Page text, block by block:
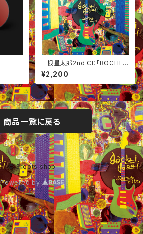
三根星太郎2nd CD「BOCHI B
OCHI」
¥2,200
商品一覧に戻る
© 3roots shop
Powered by